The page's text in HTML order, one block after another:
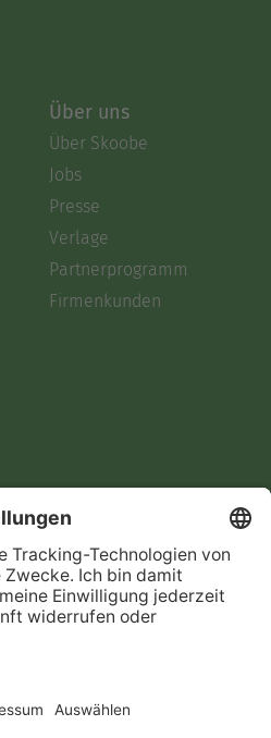
Über uns
Über Skoobe
Jobs
Presse
Verlage
Partnerprogramm
Firmenkunden